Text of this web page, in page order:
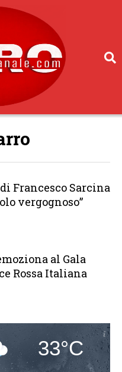
di Francesco Sarcina
vergognoso”
al Gala
Rossa Italiana
33°C